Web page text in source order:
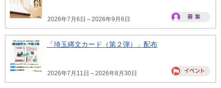
2026年7月6日～2026年9月6日
「埼玉縄文カード（第２弾）」配布
2026年7月11日～2026年8月30日